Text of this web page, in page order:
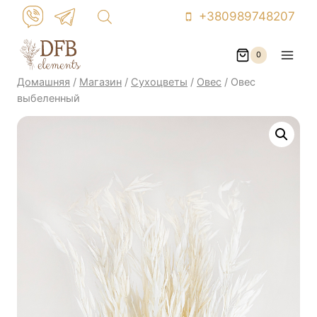
Перейти
контенту
+380989748207
0
Домашняя / Магазин / Сухоцветы / Овес / Овес
выбеленный